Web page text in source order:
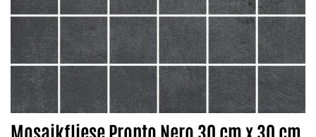
Mosaikfliese Pronto Nero 30 cm x 30 cm